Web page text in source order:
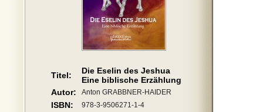
Titel:
Die Eselin des Jeshua
Eine biblische Erzählung
Autor:
Anton GRABBNER-HAIDER
ISBN: 978-3-9506271-1-4